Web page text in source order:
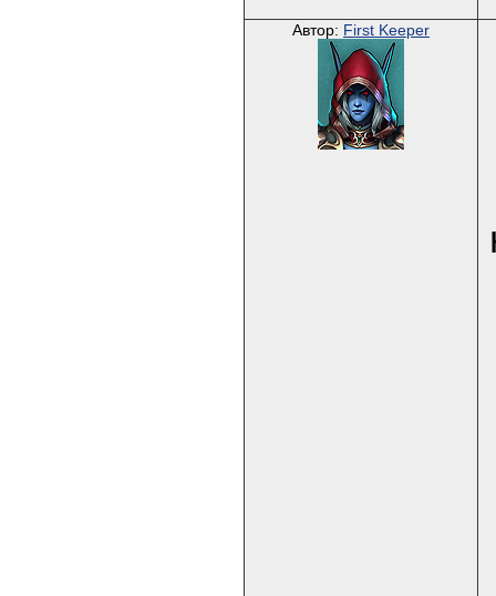
Автор: First Keeper